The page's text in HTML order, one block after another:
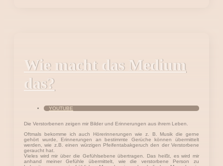
Wie macht das Medium
das?
YOUTUBE
Die Verstorbenen zeigen mir Bilder und Erinnerungen aus ihrem Leben.
Oftmals bekomme ich auch Hörerinnerungen wie z. B. Musik die gerne
gehört wurde, Erinnerungen an bestimmte Gerüche können übermittelt
werden, wie z.B. einen würzigen Pfeifentabakgeruch den der Verstorbene
geraucht hat.
Vieles wird mir über die Gefühlsebene übertragen. Das heißt, es wird mir
anhand meiner Gefühle übermittelt, wie die verstorbene Person zu